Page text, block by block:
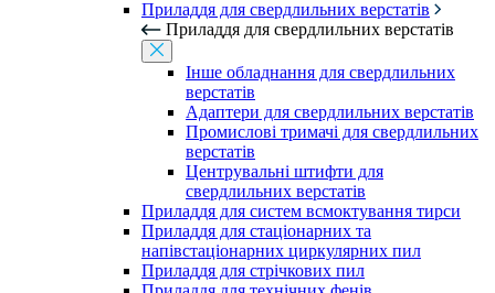
Приладдя для свердлильних верстатів
Приладдя для свердлильних верстатів
Інше обладнання для свердлильних
верстатів
Адаптери для свердлильних верстатів
Промислові тримачі для свердлильних
верстатів
Центрувальні штифти для
свердлильних верстатів
Приладдя для систем всмоктування тирси
Приладдя для стаціонарних та
напівстаціонарних циркулярних пил
Приладдя для стрічкових пил